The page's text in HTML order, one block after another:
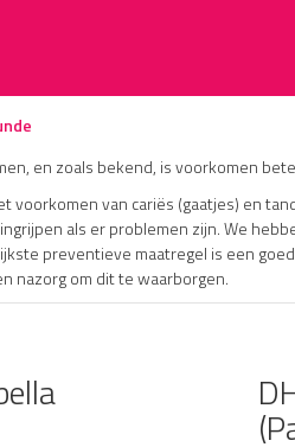
en zoals bekend, is voorkomen
van cariës (gaatjes) en
als er problemen zijn. We
preventieve maatregel is een
nazorg om dit te waarborgen.